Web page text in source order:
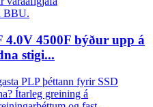
4500F býður upp á
stigi...